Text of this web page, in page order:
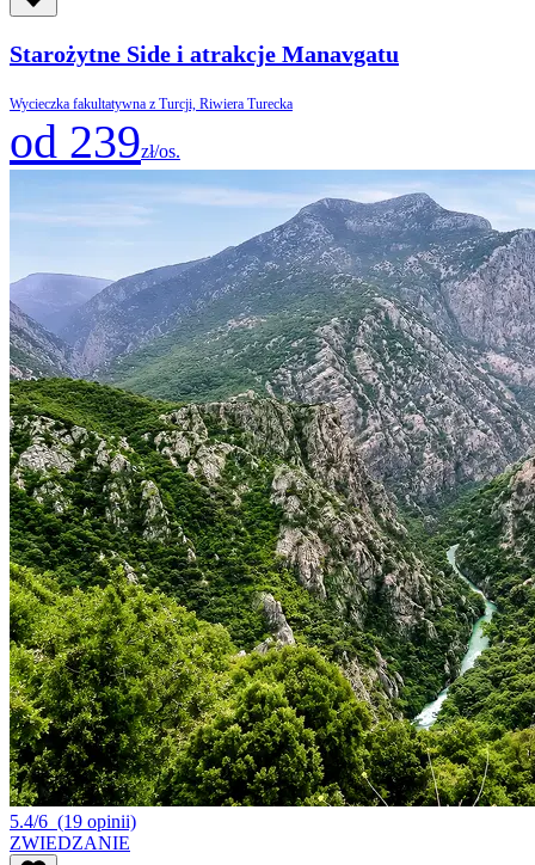
Starożytne Side i atrakcje Manavgatu
Wycieczka fakultatywna z Turcji, Riwiera Turecka
od 239zł/os.
5.4/6 (19 opinii)
ZWIEDZANIE